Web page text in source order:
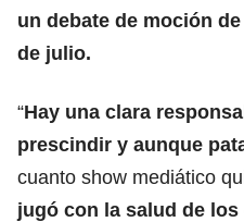
un debate de moción
de julio.
“Hay una clara
prescindir y aunque
cuanto show mediático
jugó con la salud de